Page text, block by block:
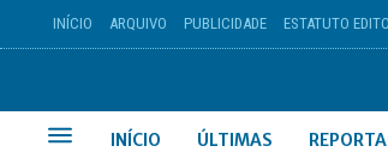
INÍCIO ARQUIVO PUBLICIDADE ESTATUTO
INÍCIO ÚLTIMAS